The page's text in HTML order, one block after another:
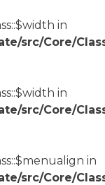
in
src/Core/
in
src/Core/
in
src/Core/